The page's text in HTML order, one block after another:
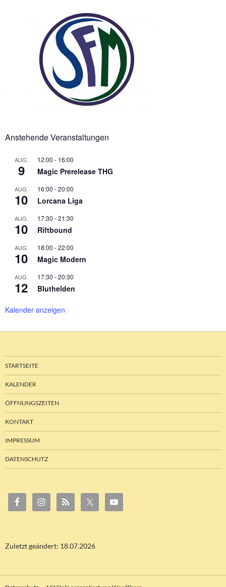
Anstehende Veranstaltungen
AUG.
9
12:00 - 16:00
Magic Prerelease THG
AUG.
10
16:00 -20:00
Lorcana Liga
AUG.
10
17:30 -21:30
Riftbound
AUG.
10
18:00 -22:00
Magic Modern
AUG.
12
17:30 -20:30
Bluthelden
Kalender anzeigen
STARTSEITE
KALENDER
ÖFFNUNGSZEITEN
KONTAKT
IMPRESSUM
DATENSCHUTZ
Zuletzt geändert: 18.07.2026